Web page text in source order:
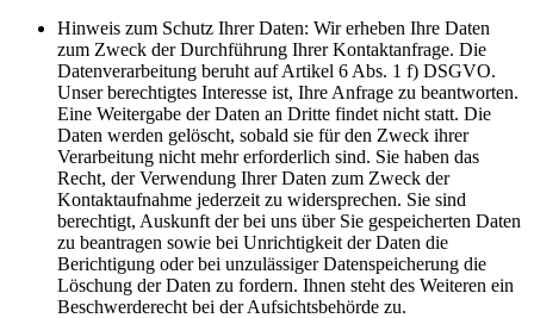
Hinweis zum Schutz Ihrer Daten: Wir erheben Ihre Daten
zum Zweck der Durchführung Ihrer Kontaktanfrage. Die
Datenverarbeitung beruht auf Artikel 6 Abs. 1 f) DSGVO.
Unser berechtigtes Interesse ist, Ihre Anfrage zu beantworten.
Eine Weitergabe der Daten an Dritte findet nicht statt. Die
Daten werden gelöscht, sobald sie für den Zweck ihrer
Verarbeitung nicht mehr erforderlich sind. Sie haben das
Recht, der Verwendung Ihrer Daten zum Zweck der
Kontaktaufnahme jederzeit zu widersprechen. Sie sind
berechtigt, Auskunft der bei uns über Sie gespeicherten Daten
zu beantragen sowie bei Unrichtigkeit der Daten die
Berichtigung oder bei unzulässiger Datenspeicherung die
Löschung der Daten zu fordern. Ihnen steht des Weiteren ein
Beschwerderecht bei der Aufsichtsbehörde zu.